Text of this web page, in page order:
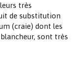
très
de substitution
(craie) dont les
sont très